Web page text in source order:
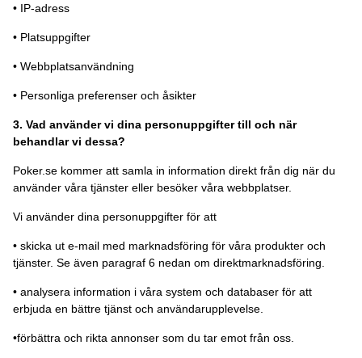
• IP-adress
• Platsuppgifter
• Webbplatsanvändning
• Personliga preferenser och åsikter
3. Vad använder vi dina personuppgifter till och när
behandlar vi dessa?
Poker.se kommer att samla in information direkt från dig när du
använder våra tjänster eller besöker våra webbplatser.
Vi använder dina personuppgifter för att
• skicka ut e-mail med marknadsföring för våra produkter och
tjänster. Se även paragraf 6 nedan om direktmarknadsföring.
• analysera information i våra system och databaser för att
erbjuda en bättre tjänst och användarupplevelse.
•förbättra och rikta annonser som du tar emot från oss.